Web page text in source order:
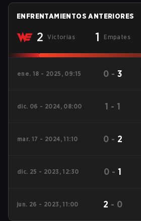
ENFRENTAMIENTOS ANTERIORES
2 Victorias 1 Empates
ene. 18 - 2025, 09:15 0 - 3
dic. 06 - 2024, 08:00 1 - 1
mar. 17 - 2024, 11:10 0 - 2
dic. 25 - 2023, 12:30 0 -1
jun. 26 - 2023, 11:00 2 - 0